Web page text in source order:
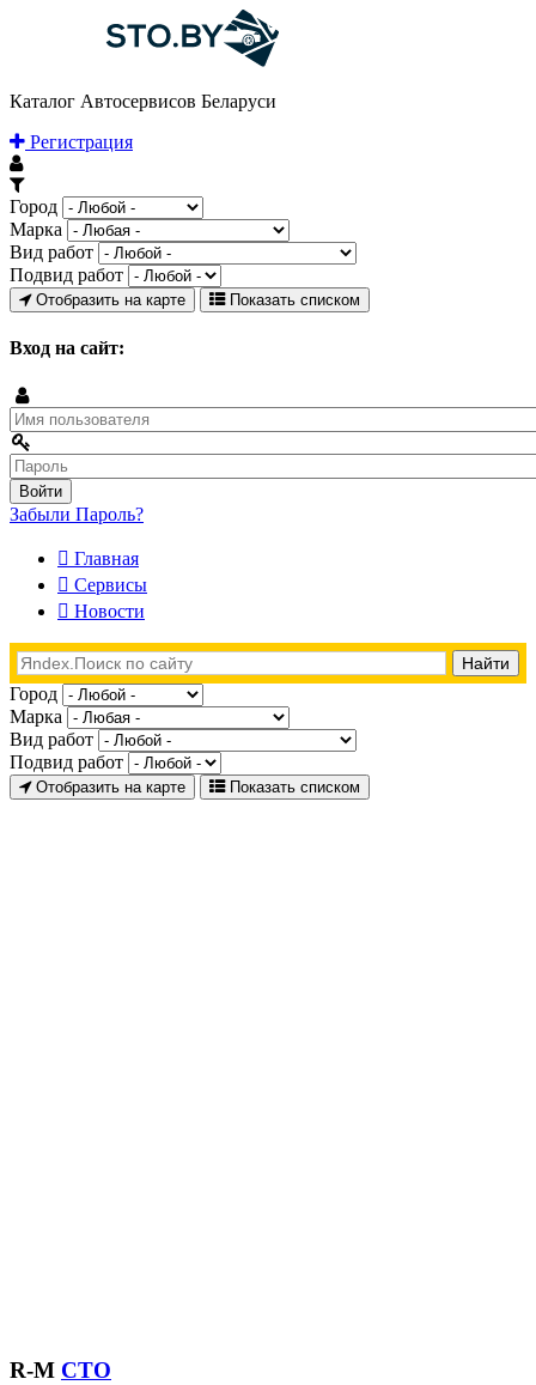
Каталог Автосервисов Беларуси
Регистрация
Город
Марка
Вид работ
Подвид работ
Отобразить на карте Показать списком
Вход на сайт:
Забыли Пароль?
Главная
Сервисы
Новости
Город
Марка
Вид работ
Подвид работ
Отобразить на карте Показать списком
R-M СТО